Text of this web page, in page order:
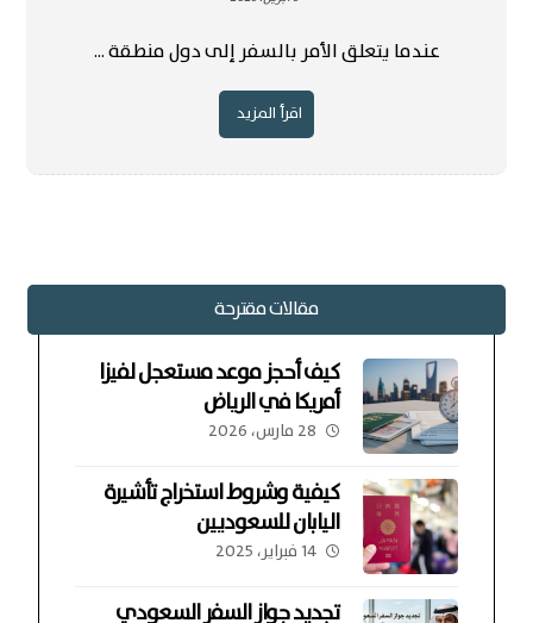
عندما يتعلق الأمر بالسفر إلى دول منطقة ...
اقرأ المزيد
مقالات مقترحة
كيف أحجز موعد مستعجل لفيزا
أمريكا في الرياض
28 مارس، 2026
كيفية وشروط استخراج تأشيرة
اليابان للسعوديين
14 فبراير، 2025
تجديد جواز السفر السعودي